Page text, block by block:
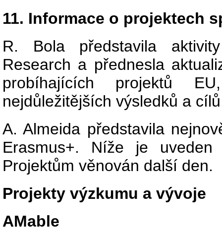
11. Informace o projektech
R. Bola představila
Research a přednesla
probíhajících projektů
nejdůležitějších výsledků a
A. Almeida představila
Erasmus+. Níže je uveden
Projektům věnován další den.
Projekty výzkumu a vývoje
AMable